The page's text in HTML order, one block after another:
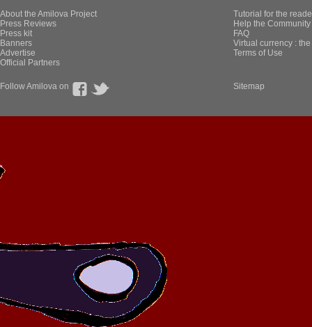
About the Amilova Project
Press Reviews
Press kit
Banners
Advertise
Official Partners
Tutorial for the
Help the
FAQ
Virtual currency :
Terms of Use
Follow Amilova on Sitemap